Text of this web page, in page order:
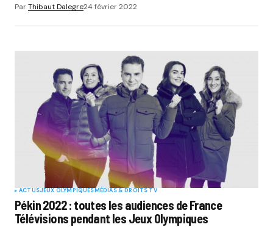
ParThibaut Dalegre24 février 2022
ACTUSJEUX OLYMPIQUESMÉDIAS & DROITS TV
Pékin 2022 : toutes les audiences de France
Télévisions pendant les Jeux Olympiques